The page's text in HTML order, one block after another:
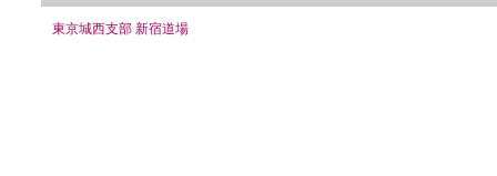
東京城西支部 新宿道場